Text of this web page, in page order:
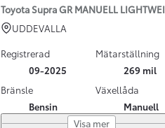
Toyota Supra GR MANUELL
UDDEVALLA
Registrerad
09-2025
Mätarställning
269 mil
Bränsle
Bensin
Växellåda
Manuell
Visa mer